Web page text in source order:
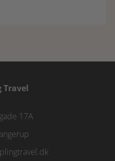
Travel
17A